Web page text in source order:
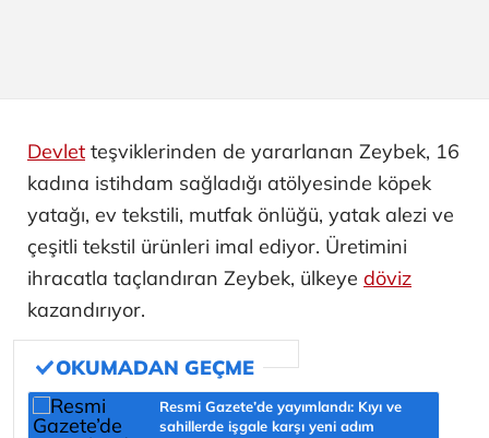
Devlet teşviklerinden de yararlanan Zeybek, 16
kadına istihdam sağladığı atölyesinde köpek
yatağı, ev tekstili, mutfak önlüğü, yatak alezi ve
çeşitli tekstil ürünleri imal ediyor. Üretimini
ihracatla taçlandıran Zeybek, ülkeye döviz
kazandırıyor.
Resmi Gazete’de yayımlandı: Kıyı ve
sahillerde işgale karşı yeni adım